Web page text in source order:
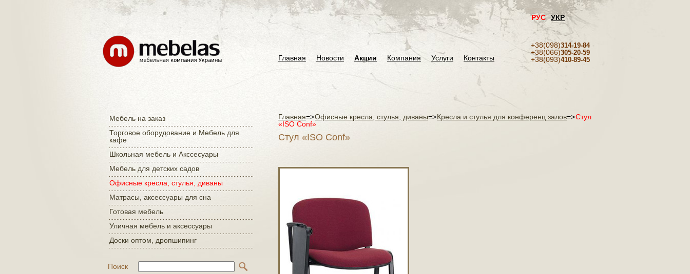
РУС УКР
Главная Новости Акции Компания Услуги Контакты
+38(098)314-19-84
+38(066)305-20-59
+38(093)410-89-45
Мебель на заказ
Торговое оборудование и Мебель для
кафе
Школьная мебель и Акссесуары
Мебель для детских садов
Офисные кресла, стулья, диваны
Матраcы, аксессуары для сна
Готовая мебель
Уличная мебель и аксессуары
Доски оптом, дропшипинг
Поиск
Главная=>Офисные кресла, стулья, диваны=>Кресла и стулья для конференц залов=>Стул
«ISO Conf»
Стул «ISO Conf»